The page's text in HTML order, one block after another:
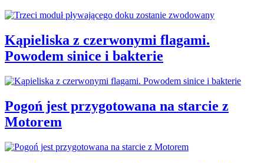
Kąpieliska z czerwonymi flagami.
Powodem sinice i bakterie
Pogoń jest przygotowana na starcie z
Motorem